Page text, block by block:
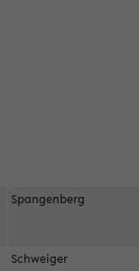
Spangenberg
Schweiger